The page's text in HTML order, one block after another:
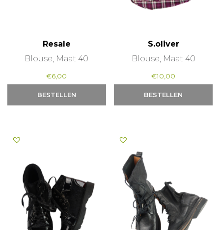
Resale
Blouse, Maat 40
€6,00
BESTELLEN
S.oliver
Blouse, Maat 40
€10,00
BESTELLEN